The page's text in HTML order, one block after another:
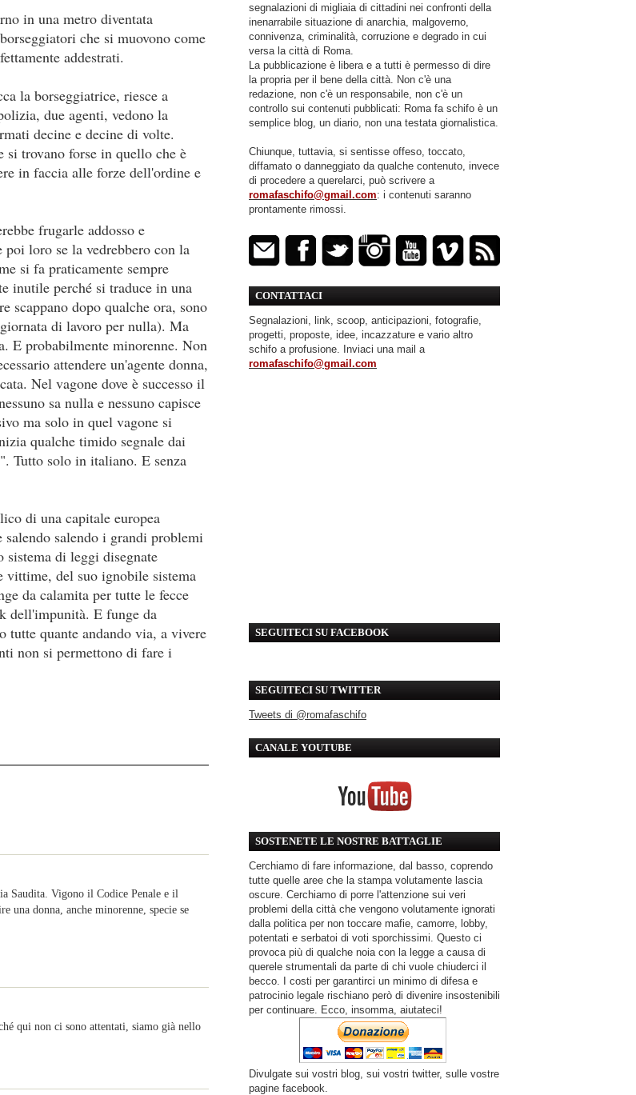
in una metro diventata
che si muovono come
addestrati.
la borseggiatrice, riesce a
due agenti, vedono la
decine e decine di volte.
si trovano forse in quello che è
in faccia alle forze dell'ordine e
frugarle addosso e
loro se la vedrebbero con la
si fa praticamente sempre
inutile perché si traduce in una
scappano dopo qualche ora, sono
di lavoro per nulla). Ma
E probabilmente minorenne. Non
attendere un'agente donna,
Nel vagone dove è successo il
sa nulla e nessuno capisce
ma solo in quel vagone si
qualche timido segnale dai
Tutto solo in italiano. E senza
di una capitale europea
salendo i grandi problemi
sistema di leggi disegnate
vittime, del suo ignobile sistema
da calamita per tutte le fecce
dell'impunità. E funge da
tutte quante andando via, a vivere
non si permettono di fare i
Saudita. Vigono il Codice Penale e il
una donna, anche minorenne, specie se
qui non ci sono attentati, siamo già nello
segnalazioni di migliaia di cittadini nei confronti della
inenarrabile situazione di anarchia, malgoverno,
connivenza, criminalità, corruzione e degrado in cui
versa la città di Roma.
La pubblicazione è libera e a tutti è permesso di dire
la propria per il bene della città. Non c'è una
redazione, non c'è un responsabile, non c'è un
controllo sui contenuti pubblicati: Roma fa schifo è un
semplice blog, un diario, non una testata giornalistica.
Chiunque, tuttavia, si sentisse offeso, toccato,
diffamato o danneggiato da qualche contenuto, invece
di procedere a querelarci, può scrivere a
romafaschifo@gmail.com: i contenuti saranno
prontamente rimossi.
CONTATTACI
Segnalazioni, link, scoop, anticipazioni, fotografie,
progetti, proposte, idee, incazzature e vario altro
schifo a profusione. Inviaci una mail a
romafaschifo@gmail.com
SEGUITECI SU FACEBOOK
SEGUITECI SU TWITTER
Tweets di @romafaschifo
CANALE YOUTUBE
SOSTENETE LE NOSTRE BATTAGLIE
Cerchiamo di fare informazione, dal basso, coprendo
tutte quelle aree che la stampa volutamente lascia
oscure. Cerchiamo di porre l'attenzione sui veri
problemi della città che vengono volutamente ignorati
dalla politica per non toccare mafie, camorre, lobby,
potentati e serbatoi di voti sporchissimi. Questo ci
provoca più di qualche noia con la legge a causa di
querele strumentali da parte di chi vuole chiuderci il
becco. I costi per garantirci un minimo di difesa e
patrocinio legale rischiano però di divenire insostenibili
per continuare. Ecco, insomma, aiutateci!
Divulgate sui vostri blog, sui vostri twitter, sulle vostre
pagine facebook.